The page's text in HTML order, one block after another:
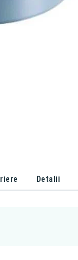
Detalii